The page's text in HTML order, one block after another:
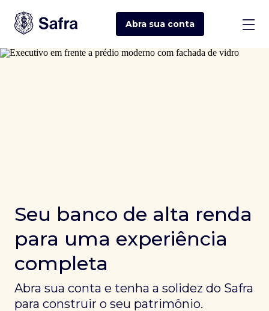
Abra sua conta
Seu banco de alta renda
para uma experiência
completa
Abra sua conta e tenha a solidez do Safra
para construir o seu patrimônio.